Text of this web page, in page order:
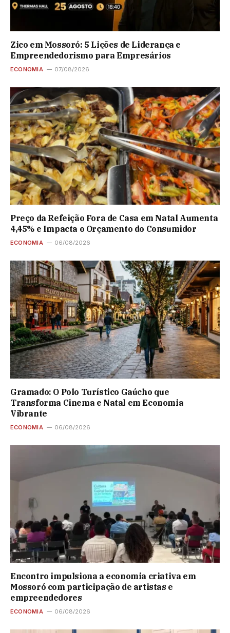
Zico em Mossoró: 5 Lições de Liderança e
Empreendedorismo para Empresários
ECONOMIA 07/08/2026
Preço da Refeição Fora de Casa em Natal Aumenta
4,45% e Impacta o Orçamento do Consumidor
ECONOMIA 06/08/2026
Gramado: O Polo Turístico Gaúcho que
Transforma Cinema e Natal em Economia
Vibrante
ECONOMIA 06/08/2026
Encontro impulsiona a economia criativa em
Mossoró com participação de artistas e
empreendedores
ECONOMIA 06/08/2026